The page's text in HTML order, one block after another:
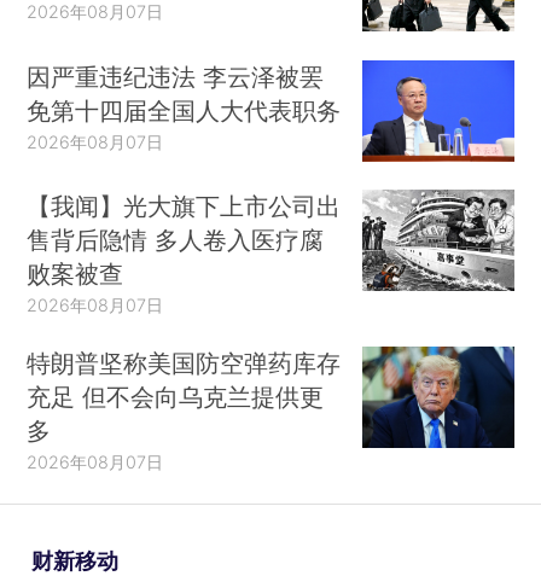
2026年08月07日
因严重违纪违法 李云泽被罢
免第十四届全国人大代表职务
2026年08月07日
【我闻】光大旗下上市公司出
售背后隐情 多人卷入医疗腐
败案被查
2026年08月07日
特朗普坚称美国防空弹药库存
充足 但不会向乌克兰提供更
多
2026年08月07日
财新移动